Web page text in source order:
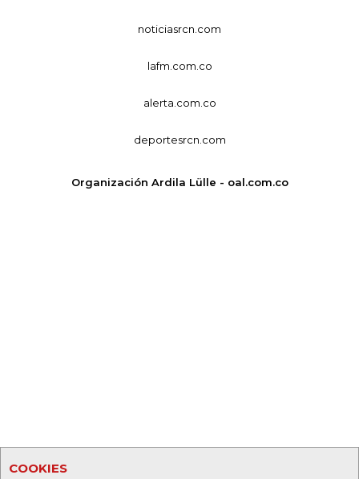
COOKIES
noticiasrcn.com
lafm.com.co
alerta.com.co
deportesrcn.com
Organización Ardila Lülle - oal.com.co